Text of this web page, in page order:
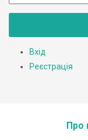
Вхід
Реєстрація
Про